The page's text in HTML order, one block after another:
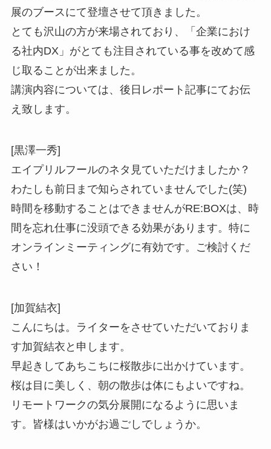
展のブースにて登壇させて頂きました。
とても沢山の方が来場されており、「企業におけ
る社内DX」がとても注目されている事を改めて感
じ取ることが出来ました。
講演内容については、後日レポート記事にてお伝
え致します。
[黒澤一秀]
エイプリルフールのネタ見ていただけましたか？
わたしも前日まで知らされていませんでした(笑)
時間を移動することはできませんがRE:BOXは、時
間を忘れ仕事に没頭できる効果があります。特に
オンラインミーティングに有効です。ご検討くだ
さい！
[加賀結衣]
こんにちは。ライターをさせていただいておりま
す加賀結衣と申します。
早起きしてあちこちに桜散歩に出かけています。
桜は目に美しく、朝の散歩は体にもよいですね。
リモートワークの気分展開になるように思いま
す。皆様はいかがお過ごしでしょうか。